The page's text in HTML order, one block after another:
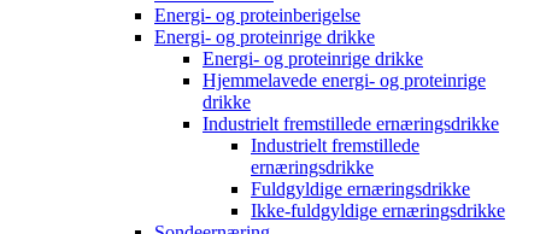
Energi- og proteinberigelse
Energi- og proteinrige drikke
Energi- og proteinrige drikke
Hjemmelavede energi- og proteinrige
drikke
Industrielt fremstillede ernæringsdrikke
Industrielt fremstillede
ernæringsdrikke
Fuldgyldige ernæringsdrikke
Ikke-fuldgyldige ernæringsdrikke